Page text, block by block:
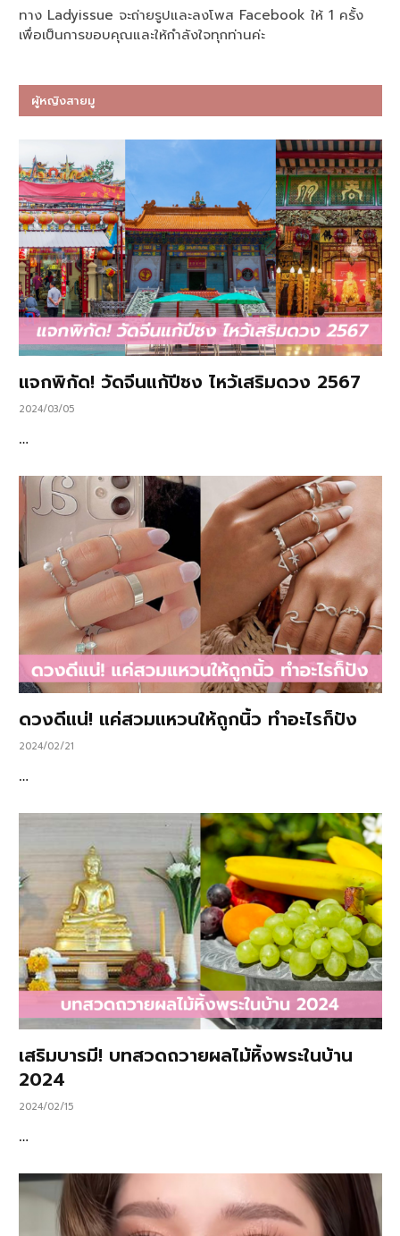
ทาง Ladyissue จะถ่ายรูปและลงโพส Facebook ให้ 1 ครั้ง
เพื่อเป็นการขอบคุณและให้กำลังใจทุกท่านค่ะ
ผู้หญิงสายมู
แจกพิกัด! วัดจีนแก้ปีชง ไหว้เสริมดวง 2567
2024/03/05
…
ดวงดีแน่! แค่สวมแหวนให้ถูกนิ้ว ทำอะไรก็ปัง
2024/02/21
…
เสริมบารมี! บทสวดถวายผลไม้หิ้งพระในบ้าน
2024
2024/02/15
…